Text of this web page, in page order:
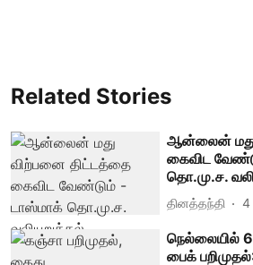
Related Stories
ஆன்லைன் மது
கைவிட
தொ.மு.ச.
தினத்தந்தி 4
நெல்லையில்
பைக்